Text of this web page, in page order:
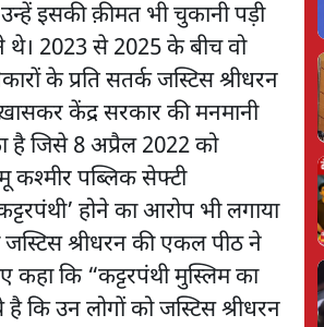
इसकी क़ीमत भी चुकानी पड़ी
थे। 2023 से 2025 के बीच वो
के प्रति सतर्क जस्टिस श्रीधरन
केंद्र सरकार की मनमानी
है जिसे 8 अप्रैल 2022 को
कश्मीर पब्लिक सेफ्टी
होने का आरोप भी लगाया
श्रीधरन की एकल पीठ ने
कि “कट्टरपंथी मुस्लिम का
कि उन लोगों को जस्टिस श्रीधरन